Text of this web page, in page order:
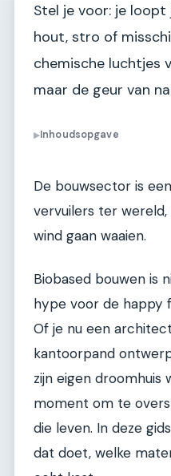
Stel je voor: je
hout, stro of
chemische luchtjes
maar de geur van
▶Inhoudsopgave
De bouwsector is
vervuilers ter
wind gaan waaien.
Biobased bouwen is
hype voor de happy
Of je nu een
kantoorpand
zijn eigen droomhuis
moment om te
die leven. In deze
dat doet, welke